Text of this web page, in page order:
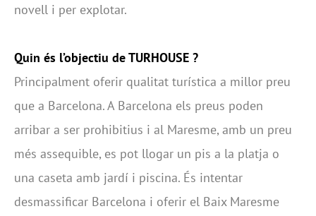
novell i per explotar.
Quin és l’objectiu de TURHOUSE ?
Principalment oferir qualitat turística a millor preu
que a Barcelona. A Barcelona els preus poden
arribar a ser prohibitius i al Maresme, amb un preu
més assequible, es pot llogar un pis a la platja o
una caseta amb jardí i piscina. És intentar
desmassificar Barcelona i oferir el Baix Maresme